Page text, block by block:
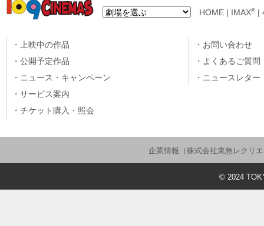
HOME IMAX®|
上映中の作品
公開予定作品
ニュース・キャンペーン
サービス案内
チケット購入・照会
お問い合わせ
よくあるご質問
ニュースレター
企業情報（株式会社東急レクリ
© 2024